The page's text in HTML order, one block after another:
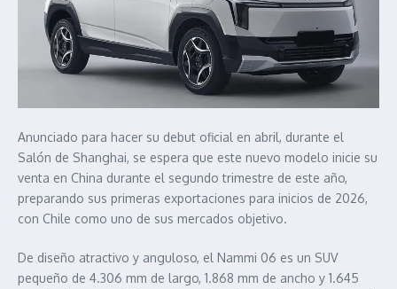
Anunciado para hacer su debut oficial en abril, durante el
Salón de Shanghai, se espera que este nuevo modelo inicie su
venta en China durante el segundo trimestre de este año,
preparando sus primeras exportaciones para inicios de 2026,
con Chile como uno de sus mercados objetivo.
De diseño atractivo y anguloso, el Nammi 06 es un SUV
pequeño de 4.306 mm de largo, 1.868 mm de ancho y 1.645